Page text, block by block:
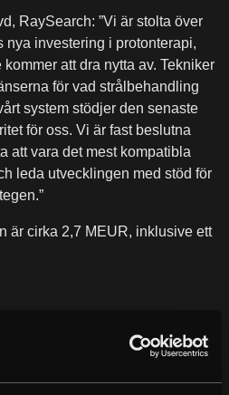
RaySearch: ”Vi är stolta över
nya investering i protonterapi,
att dra nytta av. Tekniker
för vad strålbehandling
system stödjer den senaste
för oss. Vi är fast beslutna
att vara det mest kompatibla
leda utvecklingen med stöd för
är cirka 2,7 MEUR, inklusive ett
(publ) är ett medicintekniskt
mjukvarulösningar för att
marknadsför